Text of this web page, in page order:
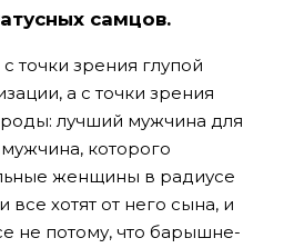
самцов.
точки зрения глупой
а с точки зрения
лучший мужчина для
которого
женщины в радиусе
все хотят от него сына, и
не потому, что барышне-